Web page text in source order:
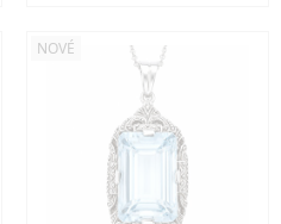
NOVÉ